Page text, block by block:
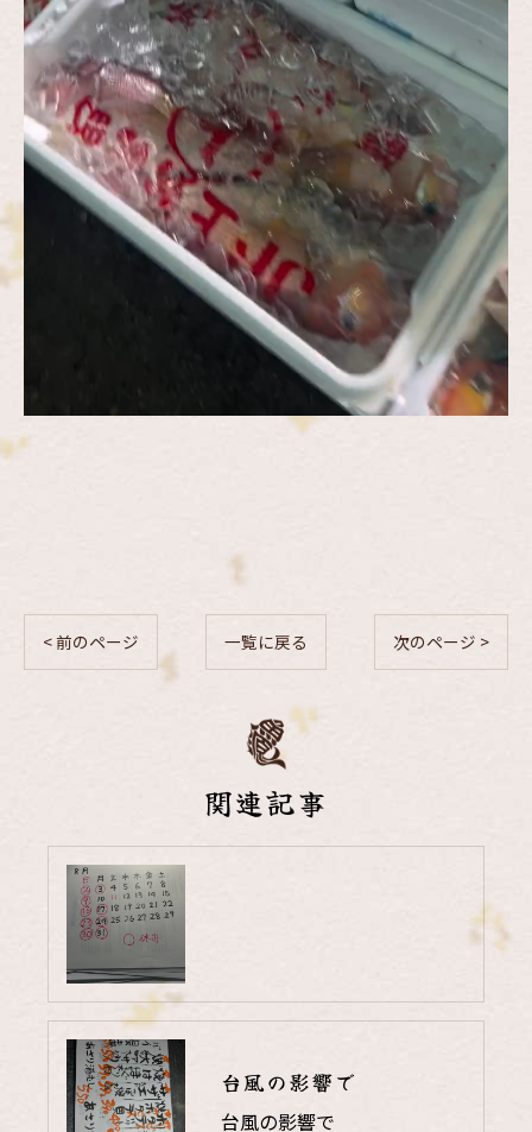
< 前のページ 一覧に戻る 次のページ >
関連記事
台風の影響で
台風の影響で